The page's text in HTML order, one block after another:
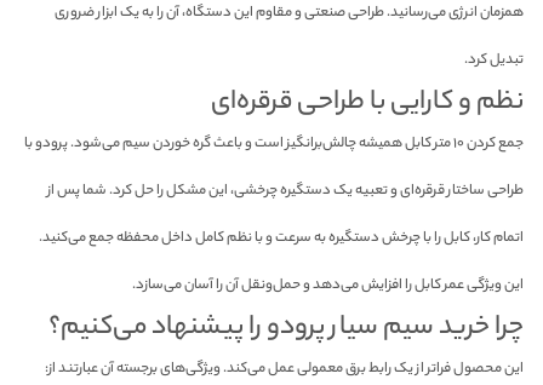
همزمان انرژی می‌رسانید. طراحی صنعتی و مقاوم این دستگاه، آن را به یک ابزار ضروری
تبدیل کرد.
نظم و کارایی با طراحی قرقره‌ای
جمع کردن ۱۰ متر کابل همیشه چالش‌برانگیز است و باعث گره خوردن سیم می‌شود. پرودو با
طراحی ساختار قرقره‌ای و تعبیه یک دستگیره چرخشی، این مشکل را حل کرد. شما پس از
اتمام کار، کابل را با چرخش دستگیره به سرعت و با نظم کامل داخل محفظه جمع می‌کنید.
این ویژگی عمر کابل را افزایش می‌دهد و حمل‌ونقل آن را آسان می‌سازد.
چرا خرید سیم سیار پرودو را پیشنهاد می‌کنیم؟
این محصول فراتر از یک رابط برق معمولی عمل می‌کند. ویژگی‌های برجسته آن عبارتند از: